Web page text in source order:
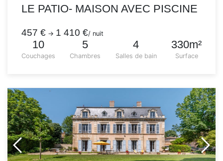
LE PATIO- MAISON AVEC PISCINE
457 €→ 1 410 €/ nuit
10
Couchages
5
Chambres
4
Salles de bain
330m²
Surface